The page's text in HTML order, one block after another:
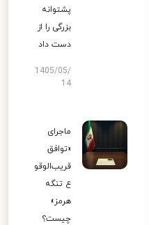
پشتوانه
بزرگی را از
دست داد
1405/05/
14
ماجرای
«توافق
قریب‌الوقو
ع تنگه
هرمز»
چیست؟